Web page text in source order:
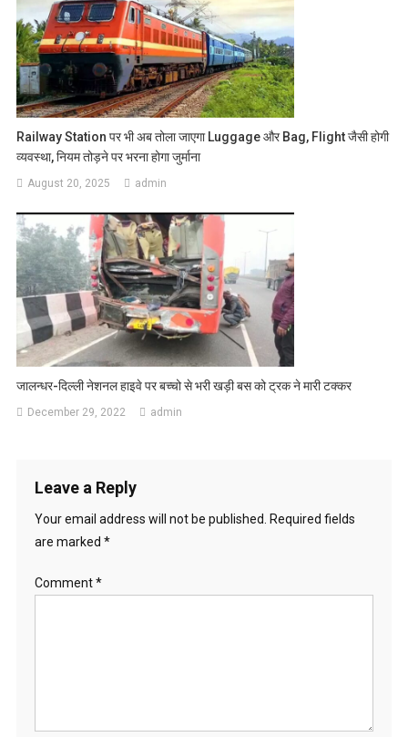
Railway Station पर भी अब तोला जाएगा Luggage और Bag, Flight जैसी होगी
व्यवस्था, नियम तोड़ने पर भरना होगा जुर्माना
August 20, 2025 admin
जालन्धर-दिल्ली नेशनल हाइवे पर बच्चो से भरी खड़ी बस को ट्रक ने मारी टक्कर
December 29, 2022 admin
Leave a Reply
Your email address will not be published.
Required fields
are marked *
Comment*